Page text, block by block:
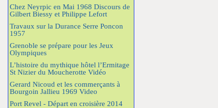
Chez Neyrpic en Mai 1968 Discours de
Gilbert Biessy et Philippe Lefort
Travaux sur la Durance Serre Poncon
1957
Grenoble se prépare pour les Jeux
Olympiques
L’histoire du mythique hôtel l’Ermitage
St Nizier du Moucherotte Vidéo
Gerard Nicoud et les commerçants à
Bourgoin Jallieu 1969 Video
Port Revel - Départ en croisière 2014